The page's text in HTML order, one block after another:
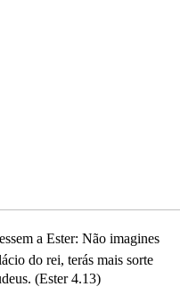
a Ester: Não imagines
do rei, terás mais sorte
(Ester 4.13)